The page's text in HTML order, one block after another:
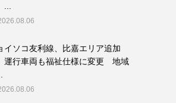
イソコ友利線、比嘉エリア追加
行車両も福祉仕様に変更 地域